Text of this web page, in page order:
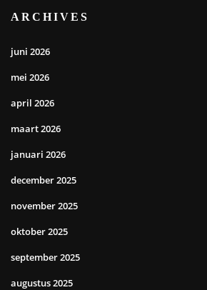
ARCHIVES
juni 2026
mei 2026
april 2026
maart 2026
januari 2026
december 2025
november 2025
oktober 2025
september 2025
augustus 2025